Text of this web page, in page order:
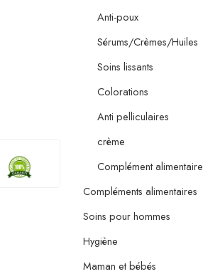
Anti-poux
Sérums/Crèmes/Huiles
Soins lissants
Colorations
Anti pelliculaires
crème
Complément alimentaire
Compléments alimentaires
Soins pour hommes
Hygiène
Maman et bébés